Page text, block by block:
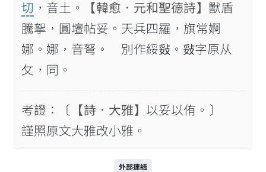
切 ，音土。 【韓愈．元和聖德詩】 獸盾
騰挐，圓壇帖妥。天兵四羅，旗常婀
娜。娜，音弩。 別作綏𢼻。𢼻字原从
攵，同。
考證：〔 【詩．大雅】 以妥以侑。〕
謹照原文大雅改小雅。
外部連結